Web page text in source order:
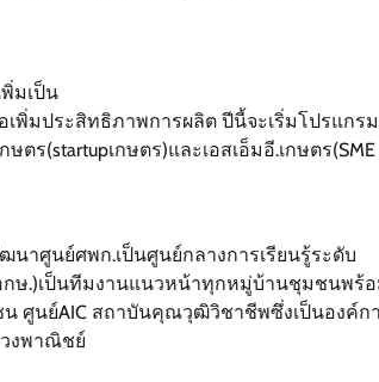
มเป็น
พิ่มประสิทธิภาพการผลิต ปีนี้จะเริ่มโปรแกรม
(startupเกษตร)และเอสเอ็มอี.เกษตร(SME
นาศูนย์ศพก.เป็นศูนย์กลางการเรียนรู้ระดับ
กษ.)เป็นทีมงานแนวหน้าทุกหมู่บ้านชุมชนพร้
ศูนย์AIC สถาบันคุณวุฒิวิชาชีพซึ่งเป็นองค์ก
งพาณิชย์